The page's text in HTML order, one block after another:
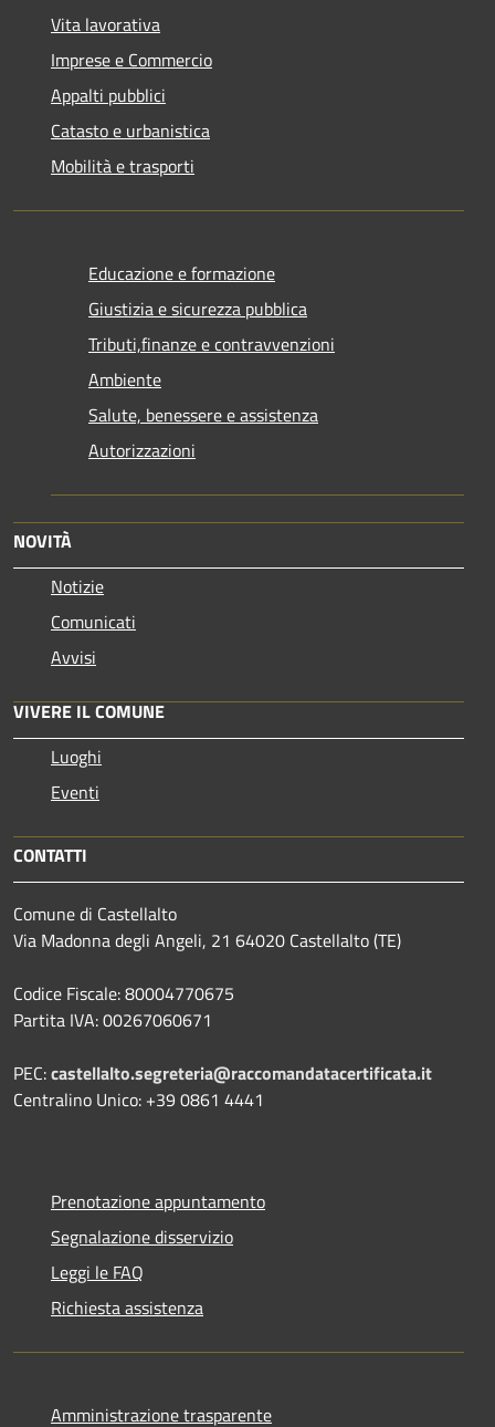
Vita lavorativa
Imprese e Commercio
Appalti pubblici
Catasto e urbanistica
Mobilità e trasporti
Educazione e formazione
Giustizia e sicurezza pubblica
Tributi,finanze e contravvenzioni
Ambiente
Salute, benessere e assistenza
Autorizzazioni
NOVITÀ
Notizie
Comunicati
Avvisi
VIVERE IL COMUNE
Luoghi
Eventi
CONTATTI
Comune di Castellalto
Via Madonna degli Angeli, 21 64020 Castellalto (TE)
Codice Fiscale: 80004770675
Partita IVA: 00267060671
PEC:castellalto.segreteria@raccomandatacertificata.it
Centralino Unico: +39 0861 4441
Prenotazione appuntamento
Segnalazione disservizio
Leggi le FAQ
Richiesta assistenza
Amministrazione trasparente